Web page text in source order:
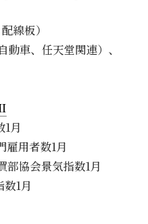
線板）
車、任天堂関連）、
月
用者数1月
協会景気指数1月
1月